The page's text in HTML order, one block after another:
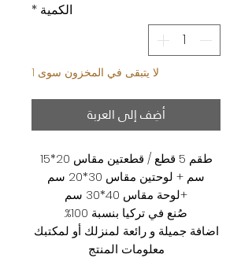
الكمية *
لا يتبقى في المخزون سوى 1
أضِف إلى العربة
طقم 5 قطع / قطعتين مقاس 20*15
سم + لوحتين مقاس 30*20 سم
+لوحة مقاس 40*30 سم
صُنع في تركيا بنسبة 100%.
اضافة جميلة و رائعة لمنزلك أو لمكتبك
معلومات المنتج